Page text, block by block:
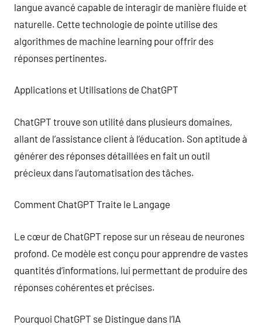
langue avancé capable de interagir de manière fluide et
naturelle. Cette technologie de pointe utilise des
algorithmes de machine learning pour offrir des
réponses pertinentes.
Applications et Utilisations de ChatGPT
ChatGPT trouve son utilité dans plusieurs domaines,
allant de l’assistance client à l’éducation. Son aptitude à
générer des réponses détaillées en fait un outil
précieux dans l’automatisation des tâches.
Comment ChatGPT Traite le Langage
Le cœur de ChatGPT repose sur un réseau de neurones
profond. Ce modèle est conçu pour apprendre de vastes
quantités d’informations, lui permettant de produire des
réponses cohérentes et précises.
Pourquoi ChatGPT se Distingue dans l’IA